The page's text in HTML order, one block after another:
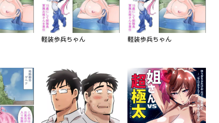
軽装歩兵ちゃん 軽装歩兵ちゃん